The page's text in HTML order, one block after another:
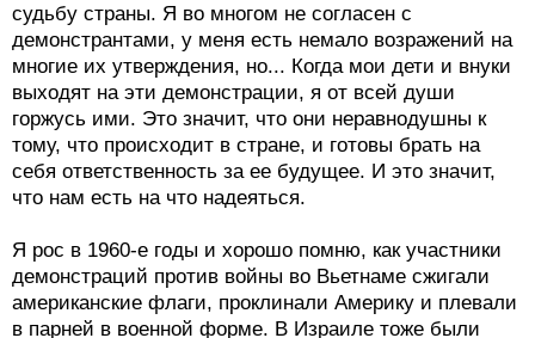
судьбу страны. Я во многом не согласен с
демонстрантами, у меня есть немало возражений на
многие их утверждения, но... Когда мои дети и внуки
выходят на эти демонстрации, я от всей души
горжусь ими. Это значит, что они неравнодушны к
тому, что происходит в стране, и готовы брать на
себя ответственность за ее будущее. И это значит,
что нам есть на что надеяться.
Я рос в 1960-е годы и хорошо помню, как участники
демонстраций против войны во Вьетнаме сжигали
американские флаги, проклинали Америку и плевали
в парней в военной форме. В Израиле тоже были